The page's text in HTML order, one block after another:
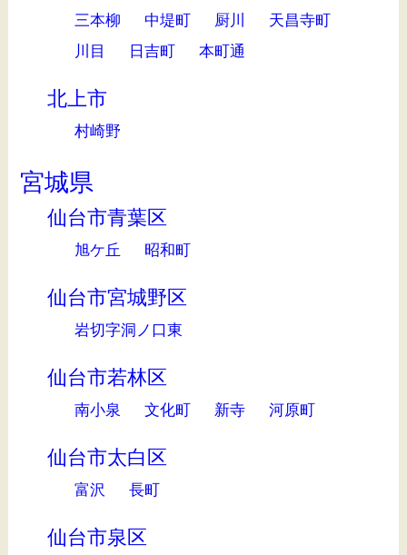
三本柳 中堤町 厨川
天昌寺町
川目
日吉町 本町通
北上市
村崎野
宮城県
仙台市青葉区
旭ケ丘 昭和町
仙台市宮城野区
岩切字洞ノ口東
仙台市若林区
南小泉 文化町 新寺 河原町
仙台市太白区
富沢 長町
仙台市泉区